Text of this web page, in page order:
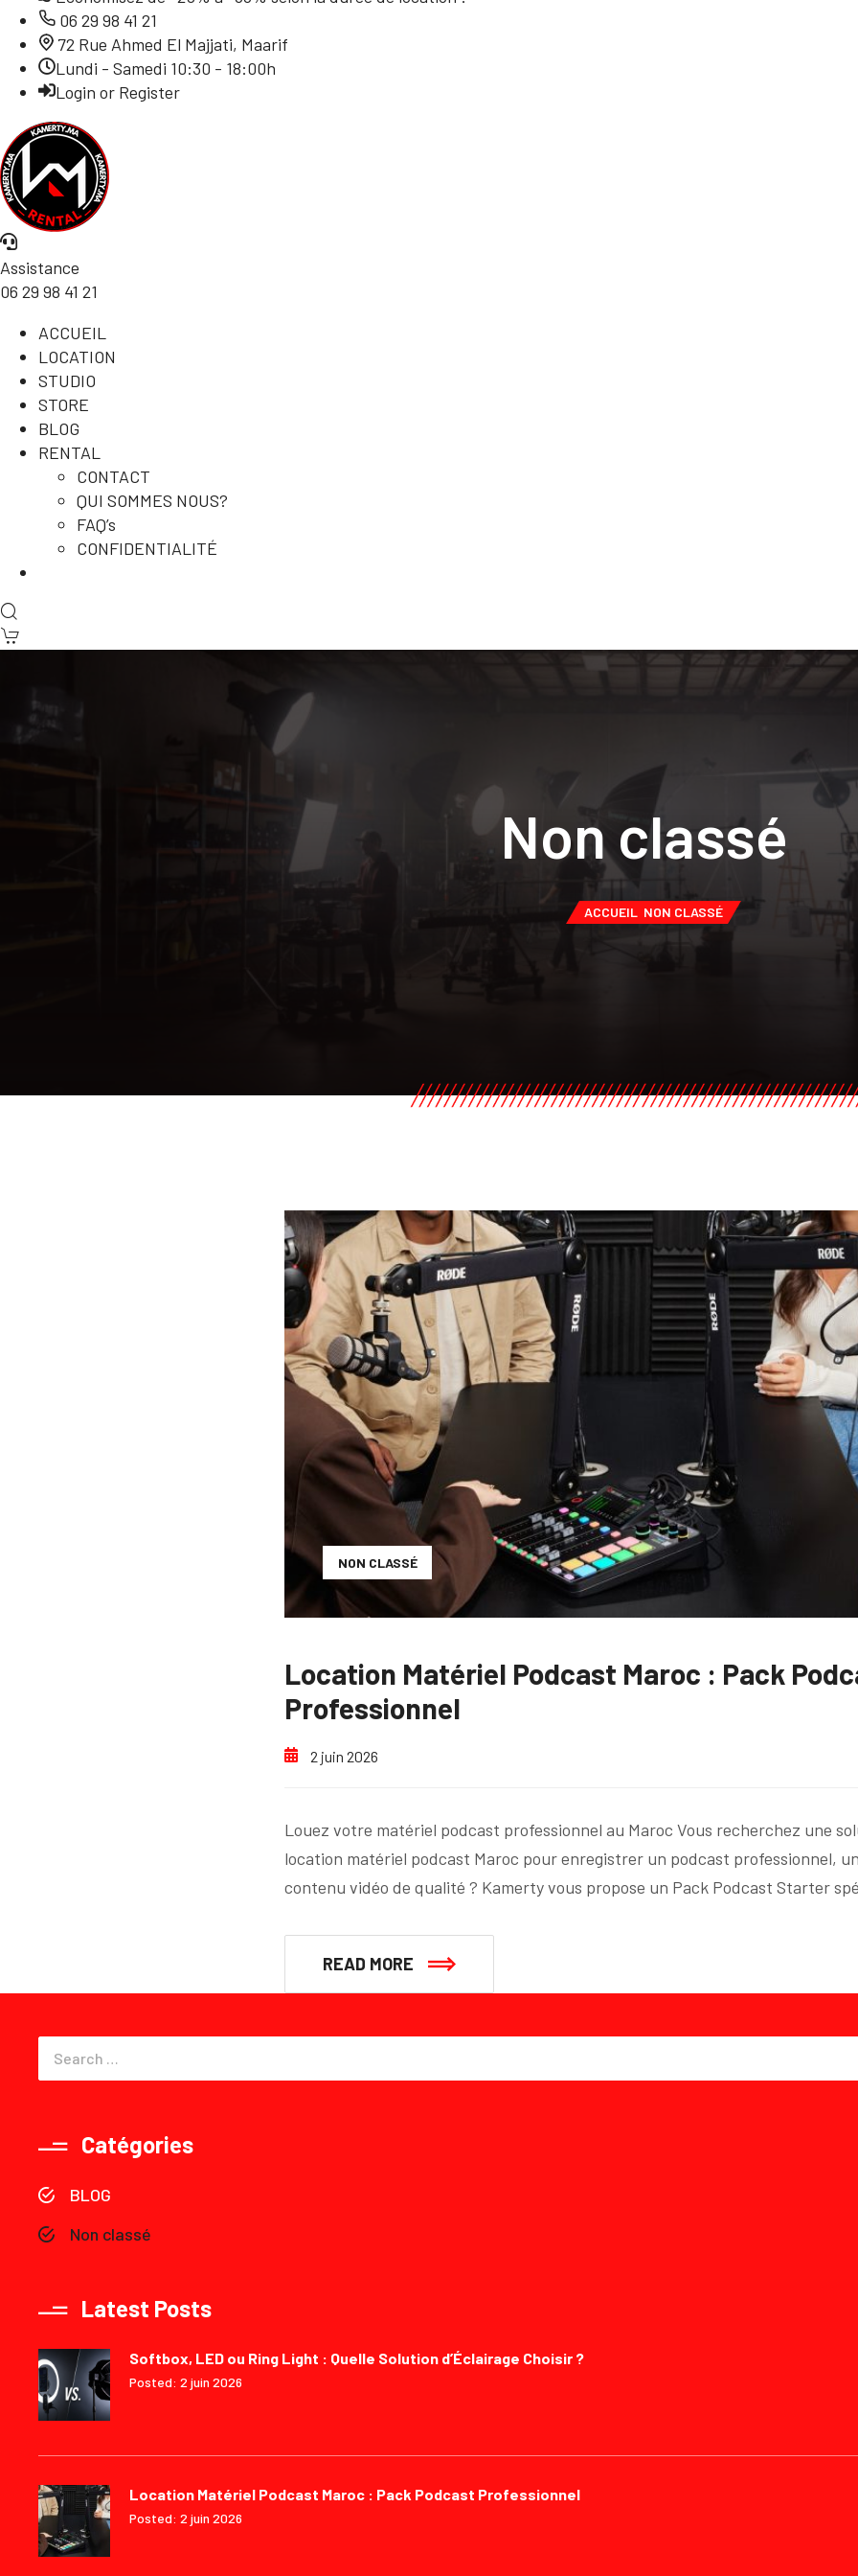
06 29 98 41 21
72 Rue Ahmed El Majjati, Maarif
Lundi - Samedi 10:30 - 18:00h
Login or Register
Assistance
06 29 98 41 21
ACCUEIL
LOCATION
STUDIO
STORE
BLOG
RENTAL
CONTACT
QUI SOMMES NOUS?
FAQ’s
CONFIDENTIALITÉ
Non classé
ACCUEIL NON CLASSÉ
NON CLASSÉ
Location Matériel Podcast Maroc : Pack
Professionnel
2 juin 2026
Louez votre matériel podcast professionnel au Maroc Vous recherchez une
location matériel podcast Maroc pour enregistrer un podcast professionnel,
contenu vidéo de qualité ? Kamerty vous propose un Pack Podcast Starter
READ MORE
Catégories
BLOG
Non classé
Latest Posts
Softbox, LED ou Ring Light : Quelle Solution d’Éclairage Choisir ?
Posted: 2 juin 2026
Location Matériel Podcast Maroc : Pack Podcast Professionnel
Posted: 2 juin 2026